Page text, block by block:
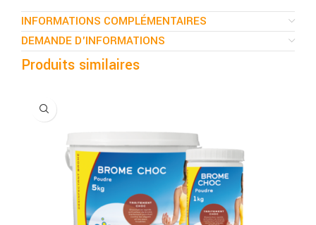
INFORMATIONS COMPLÉMENTAIRES
DEMANDE D'INFORMATIONS
Produits similaires